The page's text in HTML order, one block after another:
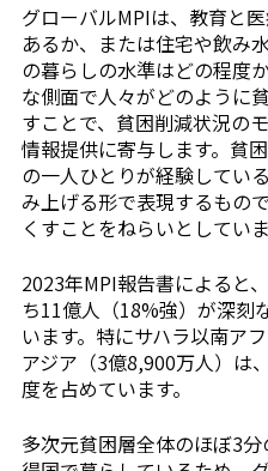
グローバルMPIは、教育と
あるか、または住宅や飲み
の暮らしの水準はどの程度
な側面で人々がどのように
すことで、貧困削減状況の
情報提供に寄与します。貧
の一人ひとりが経験してい
み上げる形で表現するもの
くすことをねらいとしていま
2023年MPI報告書によると
ち11億人（18%強）が深刻
います。特にサハラ以南ア
アジア（3億8,900万人）は
度を占めています。
多次元貧困層全体のほぼ3